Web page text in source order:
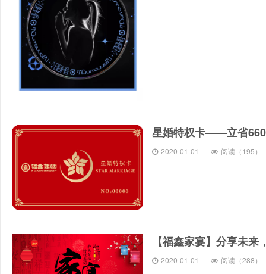
星婚特权卡——立省
2020-01-01 阅读（195）
【福鑫家宴】分享未
2020-01-01 阅读（288）